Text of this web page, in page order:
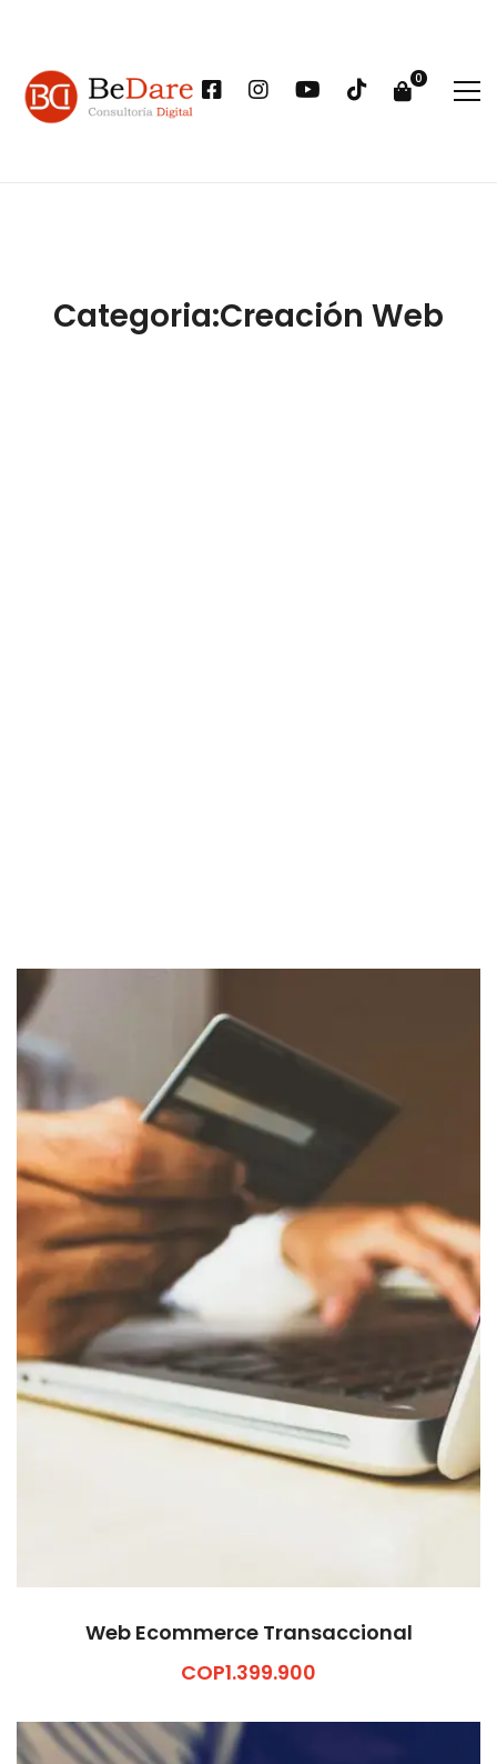
Categoria:Creación Web
Web Ecommerce Transaccional
COP1.399.900